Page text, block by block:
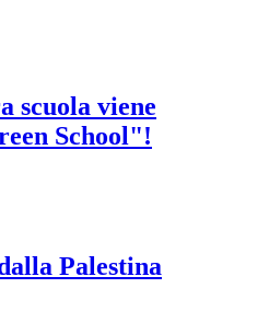
scuola viene
School"!
Palestina